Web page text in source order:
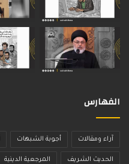
الفهارس
آراء ومقالات أجوبة الشبهات
الحديث الشريف المرجعية الدينية